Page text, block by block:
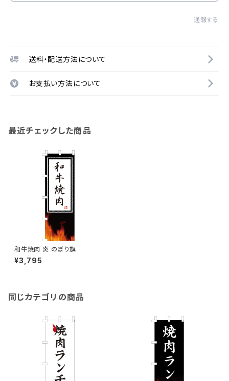
通報する
送料・配送方法について
お支払い方法について
最近チェックした商品
和牛焼肉 炎 のぼり旗
¥3,795
同じカテゴリの商品